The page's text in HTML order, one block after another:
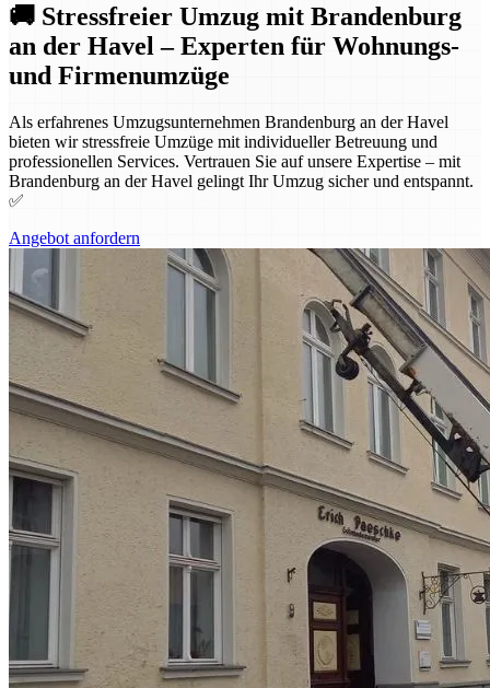
🚚 Stressfreier Umzug mit Brandenburg
an der Havel – Experten für Wohnungs-
und Firmenumzüge
Als erfahrenes Umzugsunternehmen Brandenburg an der Havel
bieten wir stressfreie Umzüge mit individueller Betreuung und
professionellen Services. Vertrauen Sie auf unsere Expertise – mit
Brandenburg an der Havel gelingt Ihr Umzug sicher und entspannt.
✅
Angebot anfordern